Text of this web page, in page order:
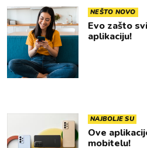
NEŠTO NOVO
Evo zašto
aplikaciju!
NAJBOLJE SU
Ove
mobitelu!